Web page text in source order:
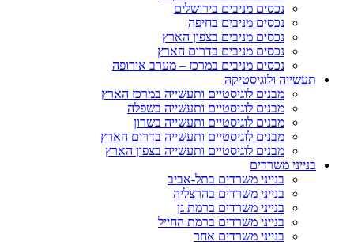
נכסים מניבים בירושלים
נכסים מניבים בחיפה
נכסים מניבים בצפון הארץ
נכסים מניבים בדרום הארץ
נכסים מניבים במרכז – מערב אירופה
תעשייה ולוגיסטיקה
מבנים לוגיסטיים ותעשייה במרכז הארץ
מבנים לוגיסטיים ותעשייה בשפלה
מבנים לוגיסטיים ותעשייה בשרון
מבנים לוגיסטיים ותעשייה בדרום הארץ
מבנים לוגיסטיים ותעשייה בצפון הארץ
בנייני משרדים
בנייני משרדים בתל-אביב
בנייני משרדים בהרצליה
בנייני משרדים ברמת גן
בנייני משרדים ברמת החייל
בנייני משרדים אחר